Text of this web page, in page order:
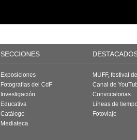
SECCIONES
Exposiciones
Fotografías del CdF
Investigación
Educativa
Catálogo
Mediateca
MUFF, festival
Canal de
Convocatorias
Líneas de tiempo
Fotoviaje